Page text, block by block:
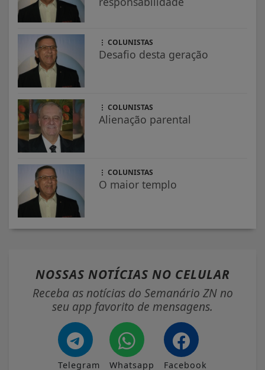
COLUNISTAS
Desafio desta geração
COLUNISTAS
Alienação parental
COLUNISTAS
O maior templo
NOSSAS NOTÍCIAS NO CELULAR
Receba as notícias do Semanário ZN no
seu app favorito de mensagens.
Telegram Whatsapp Facebook